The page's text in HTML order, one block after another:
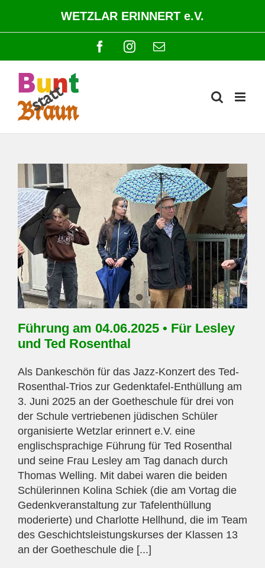
springen
WETZLAR ERINNERT e.V.
FacebookInstagram
E-
Mail
Führung am 04.06.2025 • Für Lesley
und Ted Rosenthal
Als Dankeschön für das Jazz-Konzert des Ted-
Rosenthal-Trios zur Gedenktafel-Enthüllung am
3. Juni 2025 an der Goetheschule für drei von
der Schule vertriebenen jüdischen Schüler
organisierte Wetzlar erinnert e.V. eine
englischsprachige Führung für Ted Rosenthal
und seine Frau Lesley am Tag danach durch
Thomas Welling. Mit dabei waren die beiden
Schülerinnen Kolina Schiek (die am Vortag die
Gedenkveranstaltung zur Tafelenthüllung
moderierte) und Charlotte Hellhund, die im Team
des Geschichtsleistungskurses der Klassen 13
an der Goetheschule die [...]